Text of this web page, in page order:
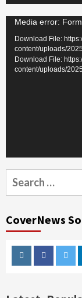
Video
Player
Media error:
Download File:
content/uploads/
Download File:
content/uploads/
Search
for:
CoverNews
InstagramFacebook